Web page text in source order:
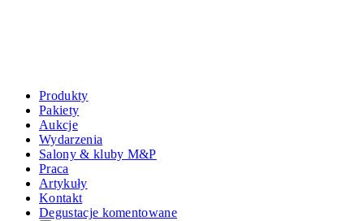
Produkty
Pakiety
Aukcje
Wydarzenia
Salony & kluby M&P
Praca
Artykuły
Kontakt
Degustacje komentowane